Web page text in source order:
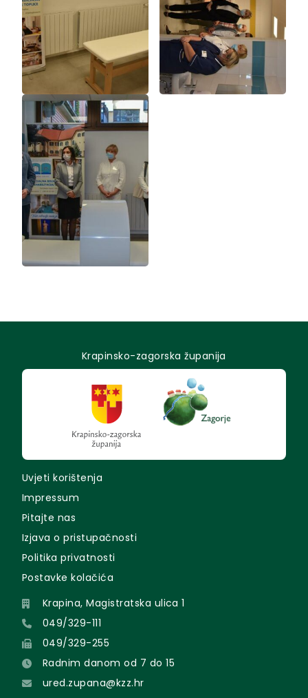
Krapinsko-zagorska županija
Uvjeti korištenja
Impressum
Pitajte nas
Izjava o pristupačnosti
Politika privatnosti
Postavke kolačića
Krapina, Magistratska ulica 1
049/329-111
049/329-255
Radnim danom od 7 do 15
ured.zupana@kzz.hr